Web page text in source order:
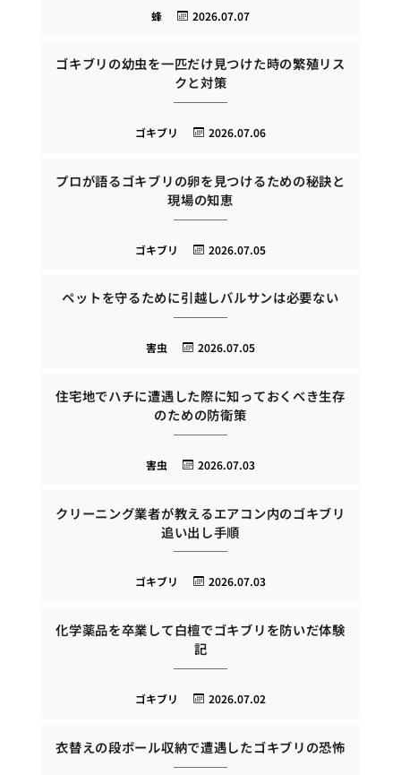
2026.07.07
蜂
ゴキブリの幼虫を一匹だけ見つけた時の繁殖リス
クと対策
2026.07.06
ゴキブリ
プロが語るゴキブリの卵を見つけるための秘訣と
現場の知恵
2026.07.05
ゴキブリ
ペットを守るために引越しバルサンは必要ない
2026.07.05
害虫
住宅地でハチに遭遇した際に知っておくべき生存
のための防衛策
2026.07.03
害虫
クリーニング業者が教えるエアコン内のゴキブリ
追い出し手順
2026.07.03
ゴキブリ
化学薬品を卒業して白檀でゴキブリを防いだ体験
記
2026.07.02
ゴキブリ
衣替えの段ボール収納で遭遇したゴキブリの恐怖